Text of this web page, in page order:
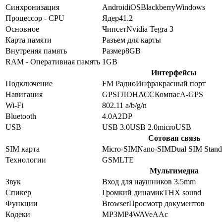
Синхронизация
AndroidiOSBlackberryWindows
Процессор - CPU
Ядер41.2
Основное
ЧипсетNvidia Tegra 3
Карта памяти
Разъем для карты
Внутреняя память
Размер8GB
RAM - Оперативная память 1GB
Интерфейсы
Подключение
FM РадиоИнфракрасный порт
Навигация
GPSГЛОНАССКомпасA-GPS
Wi-Fi
802.11 a/b/g/n
Bluetooth
4.0A2DP
USB
USB 3.0USB 2.0microUSB
Сотовая связь
SIM карта
Micro-SIMNano-SIMDual SIM
Технологии
GSMLTE
Мультимедиа
Звук
Вход для наушников 3.5mm
Спикер
Громкий динамикTHX sound
Функции
BrowserПросмотр документов
Кодеки
MP3MP4WAVeAAc